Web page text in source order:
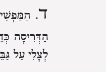
ד.
הַדְּרִיסָה
לְצָלִי עַל